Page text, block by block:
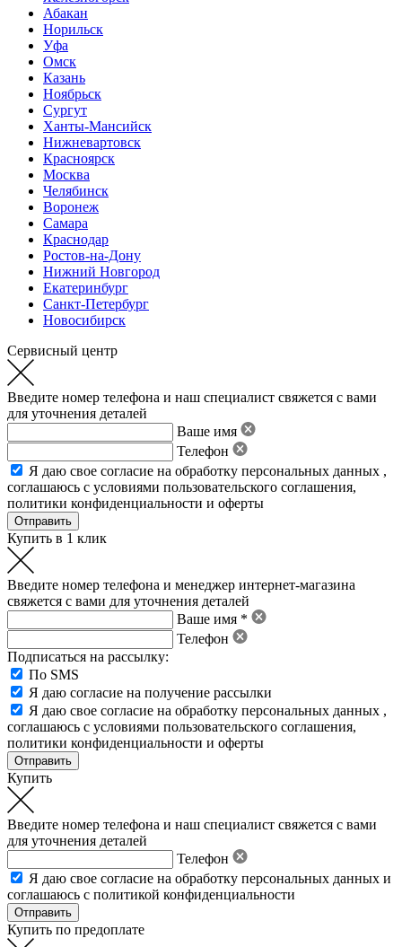
Абакан
Норильск
Уфа
Омск
Казань
Ноябрьск
Сургут
Ханты-Мансийск
Нижневартовск
Красноярск
Москва
Челябинск
Воронеж
Самара
Краснодар
Ростов-на-Дону
Нижний Новгород
Екатеринбург
Санкт-Петербург
Новосибирск
Сервисный центр
Введите номер телефона и наш специалист свяжется с вами
для уточнения деталей
Ваше имя
Телефон
Я даю свое согласие на обработку персональных данных ,
соглашаюсь с условиями пользовательского соглашения,
политики конфиденциальности и оферты
Купить в 1 клик
Введите номер телефона и менеджер интернет-магазина
свяжется с вами для уточнения деталей
Ваше имя *
Телефон
Подписаться на рассылку:
По SMS
Я даю согласие на получение рассылки
Я даю свое согласие на обработку персональных данных ,
соглашаюсь с условиями пользовательского соглашения,
политики конфиденциальности и оферты
Купить
Введите номер телефона и наш специалист свяжется с вами
для уточнения деталей
Телефон
Я даю свое согласие на обработку персональных данных и
соглашаюсь с политикой конфиденциальности
Купить по предоплате